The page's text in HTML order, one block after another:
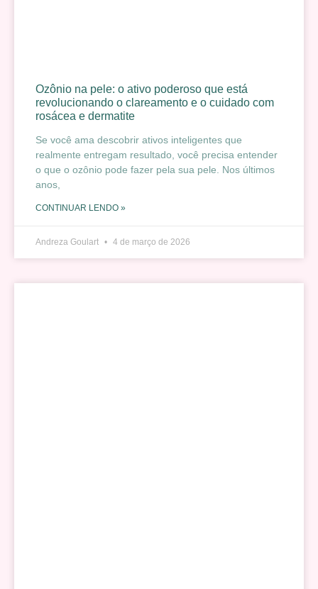
Ozônio na pele: o ativo poderoso que está
revolucionando o clareamento e o cuidado com
rosácea e dermatite
Se você ama descobrir ativos inteligentes que
realmente entregam resultado, você precisa entender
o que o ozônio pode fazer pela sua pele. Nos últimos
anos,
CONTINUAR LENDO »
Andreza Goulart 4 de março de 2026